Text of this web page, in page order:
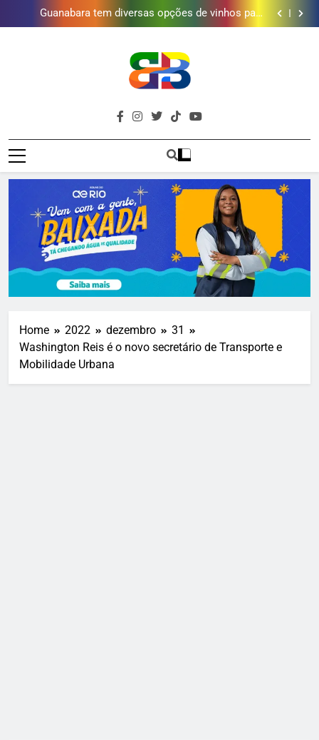
tratamento reforça abastecimento de água
Guanabara tem diversas opções de vinhos para
presentear o seu pai. Descubra como escolher o que
Gastro Samba reúne Nosso Sentimento e Gustavo
Golfe e fortalece projeto que atende 140 crianças
Duque de Caxias: modernização de estação de
tratamento reforça abastecimento de água
Guanabara tem diversas opções de vinhos para
presentear o seu pai. Descubra como escolher o que
mais combina com ele
Gastro Samba reúne Nosso Sentimento e Gustavo
Lins em Nova Iguaçu neste fim de semana
Brava
Baixada
Baixada Fluminense Em Destaque!
Home 2022 dezembro
31
Washington Reis é o novo secretário de Transporte e
Mobilidade Urbana